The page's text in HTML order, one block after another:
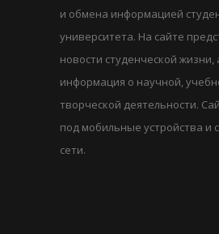
и обмена информацией
университета. На сайте
новости студенческой жизни,
информация о научной,
творческой деятельности.
под мобильные устройства и
сети.